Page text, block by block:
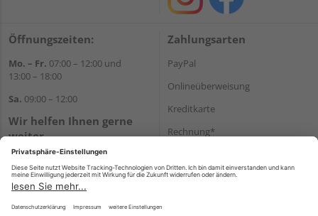
Öffnungszeiten:
Mo. – Fr. 07:00 – 12:00 und
13:00 – 18:00
Sa. 09:00 – 12:00
Wir helfen Ihnen gerne
weiter
Tel.:+49 8122 14197
E-Mail:vertrieb@holz-liebl.de
Zahlungsarten
PayPal
Onlineüberweisung
Kreditkarte
Rechnung*
Versand